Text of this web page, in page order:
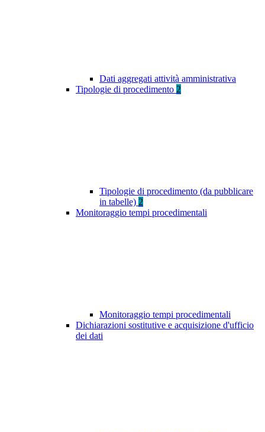
Dati aggregati attività amministrativa
Tipologie di procedimento 2
Tipologie di procedimento (da pubblicare
in tabelle) 2
Monitoraggio tempi procedimentali
Monitoraggio tempi procedimentali
Dichiarazioni sostitutive e acquisizione d'ufficio
dei dati